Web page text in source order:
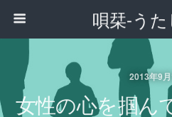
唄栞-う
2013年9
女性の心を掴ん